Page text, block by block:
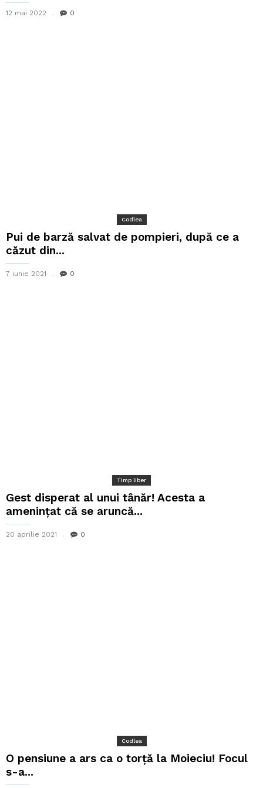
12 mai 2022 0
Codlea
Pui de barză salvat de pompieri, după ce a
căzut din...
7 iunie 2021 0
Timp liber
Gest disperat al unui tânăr! Acesta a
amenințat că se aruncă...
20 aprilie 2021 0
Codlea
O pensiune a ars ca o torță la Moieciu! Focul
s-a...